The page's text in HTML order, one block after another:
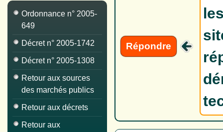
Ordonnance n° 2005-
649
Décret n° 2005-1742
Décret n° 2005-1308
Retour aux sources
des marchés publics
Retour aux décrets
Retour aux
Répondre